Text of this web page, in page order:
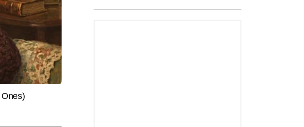
चाहता है।
दिमाग
में उनका 6 वर्षों का
सटीक और सरल भाषा में
घटनाएं और
लिख चुके हैं। विभिन्न
है।